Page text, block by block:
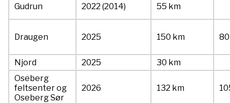
Gudrun 2022 (2014) 55 km
Draugen 2025 150 km 80
Njord 2025
30 km
Oseberg
feltsenter og
Oseberg Sør
2026 132 km